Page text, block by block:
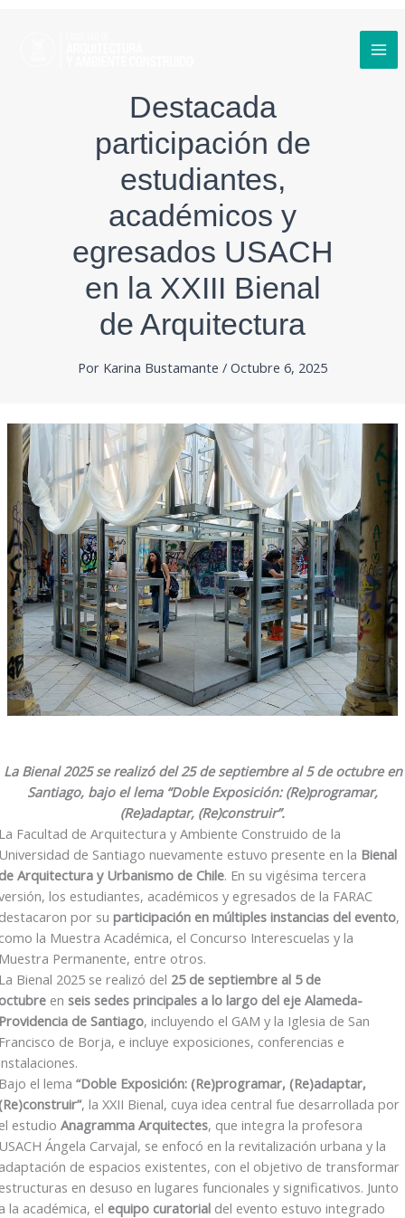
Destacada
participación de
estudiantes,
académicos y
egresados USACH
en la XXIII Bienal
de Arquitectura
Por Karina Bustamante / Octubre 6, 2025
La Bienal 2025 se realizó del 25 de septiembre al 5 de octubre en
Santiago, bajo el lema “Doble Exposición: (Re)programar,
(Re)adaptar, (Re)construir”.
Facultad de Arquitectura y Ambiente Construido de la
de Santiago nuevamente estuvo presente en la Bienal
Arquitectura y Urbanismo de Chile. En su vigésima tercera
los estudiantes, académicos y egresados de la FARAC
por su participación en múltiples instancias del evento,
la Muestra Académica, el Concurso Interescuelas y la
Permanente, entre otros.
Bienal 2025 se realizó del 25 de septiembre al 5 de
en seis sedes principales a lo largo del eje Alameda-
de Santiago, incluyendo el GAM y la Iglesia de San
de Borja, e incluye exposiciones, conferencias e
el lema “Doble Exposición: (Re)programar, (Re)adaptar,
, la XXII Bienal, cuya idea central fue desarrollada por
estudio Anagramma Arquitectes, que integra la profesora
Ángela Carvajal, se enfocó en la revitalización urbana y la
de espacios existentes, con el objetivo de transformar
en desuso en lugares funcionales y significativos. Junto
la académica, el equipo curatorialdel evento estuvo integrado